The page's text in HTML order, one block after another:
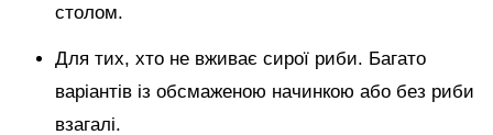
столом.
Для тих, хто не вживає сирої риби. Багато
варіантів із обсмаженою начинкою або без риби
взагалі.